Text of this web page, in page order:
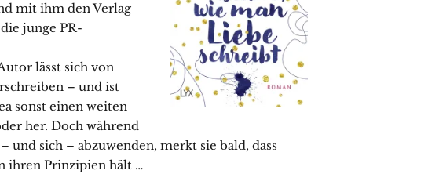
mit ihm den Verlag
junge PR-
lässt sich von
– und ist
sonst einen weiten
her. Doch während
und sich – abzuwenden, merkt sie bald, dass
ihren Prinzipien hält …